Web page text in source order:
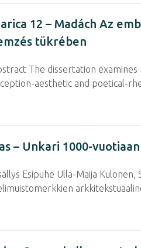
12 – Madách Az
tükrében
The dissertation examines
aesthetic and poetical-
– Unkari 1000-
Esipuhe Ulla-Maija